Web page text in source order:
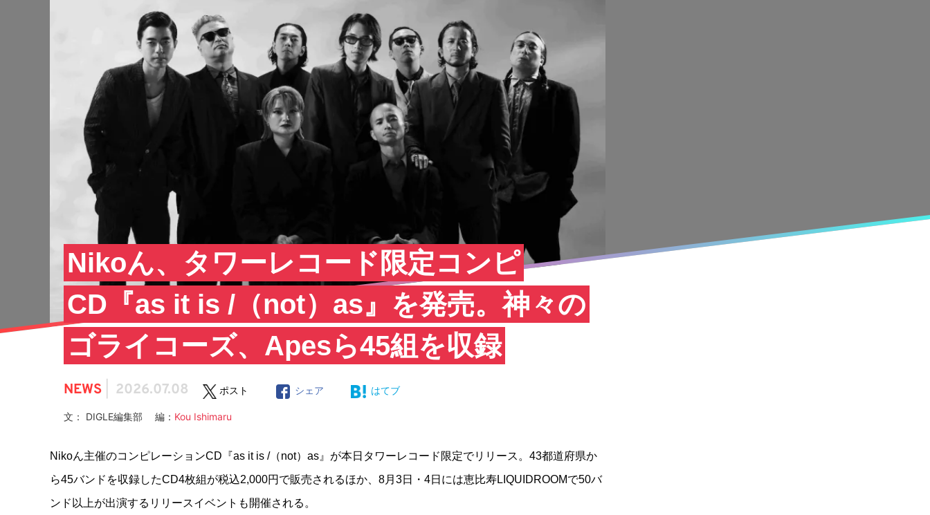
Nikoん、タワーレコード限定コンピ
CD『as it is /（not）as』を発売。神々の
ゴライコーズ、Apesら45組を収録
NEWS 2026.07.08 ポスト シェア はてブ
文： DIGLE編集部 編： Kou Ishimaru
Nikoん主催のコンピレーションCD『as it is /（not）as』が本日タワーレコード限定でリリース。43都道府県か
ら45バンドを収録したCD4枚組が税込2,000円で販売されるほか、8月3日・4日には恵比寿LIQUIDROOMで50バ
ンド以上が出演するリリースイベントも開催される。